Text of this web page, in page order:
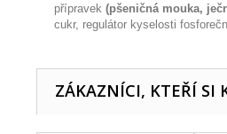
přípravek (pšeničná mouka,
cukr, regulátor kyselosti
ZÁKAZNÍCI, KTEŘÍ SI